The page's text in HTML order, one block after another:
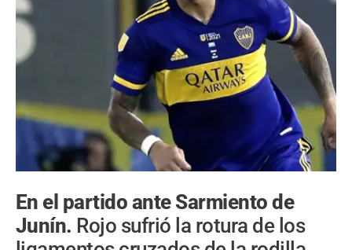
En el partido ante Sarmiento de
Junín. Rojo sufrió la rotura de los